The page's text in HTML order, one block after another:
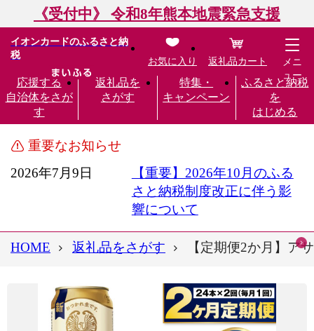
《受付中》 令和8年熊本地震緊急支援
イオンカードのふるさと納
税
応援する
自治体をさが
す
返礼品を
さがす
特集・
キャンペーン
ふるさと納税
を
はじめる
お気に入り 返礼品カート
メニ
ュー
重要なお知らせ
2026年7月9日
【重要】2026年10月のふる
さと納税制度改正に伴う影
響について
HOME 返礼品をさがす 【定期便2か月】ア